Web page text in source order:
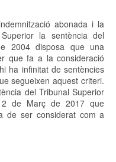
abonada i la
la sentència del
2004 disposa que una
que fa a la consideració
ha infinitat de sentències
segueixen aquest criteri.
del Tribunal Superior
2 de Març de 2017 que
de ser considerat com a